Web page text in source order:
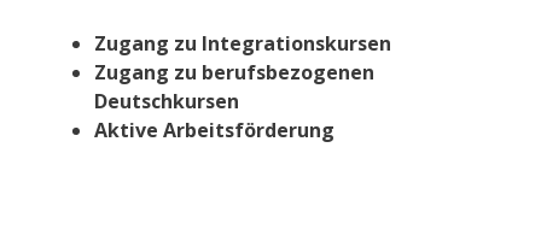
Zugang zu Integrationskursen
Zugang zu berufsbezogenen
Deutschkursen
Aktive Arbeitsförderung